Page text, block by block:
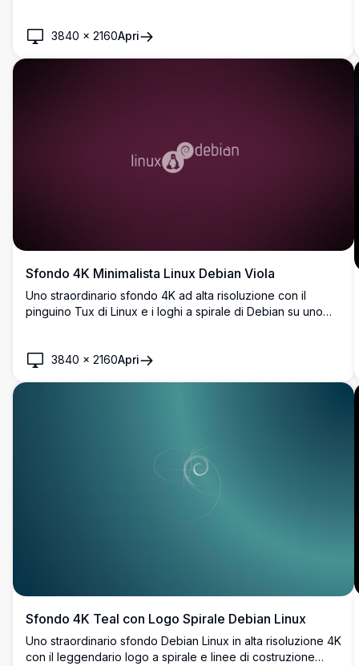
3840 × 2160Apri
Sfondo 4K Minimalista Linux Debian Viola
Uno straordinario sfondo 4K ad alta risoluzione con il
pinguino Tux di Linux e i loghi a spirale di Debian su uno
3840 × 2160Apri
Sfondo 4K Teal con Logo Spirale Debian Linux
Uno straordinario sfondo Debian Linux in alta risoluzione 4K
con il leggendario logo a spirale e linee di costruzione